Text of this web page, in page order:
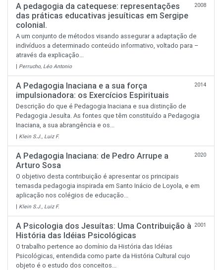
A pedagogia da catequese: representações
das práticas educativas jesuíticas em Sergipe
colonial.
2008
A um conjunto de métodos visando assegurar a adaptação de
indivíduos a determinado conteúdo informativo, voltado para –
através da explicação...
| Perrucho, Léo Antonio
A Pedagogia Inaciana e a sua força
impulsionadora: os Exercícios Espirituais
2014
Descrição do que é Pedagogia Inaciana e sua distinção de
Pedagogia Jesuíta. As fontes que têm constituído a Pedagogia
Inaciana, a sua abrangência e os...
| Klein S.J., Luiz F.
A Pedagogia Inaciana: de Pedro Arrupe a
Arturo Sosa
2020
O objetivo desta contribuição é apresentar os principais
temasda pedagogia inspirada em Santo Inácio de Loyola, e em
aplicação nos colégios de educação...
| Klein S.J., Luiz F.
A Psicologia dos Jesuítas: Uma Contribuição à
História das Idéias Psicológicas
2001
O trabalho pertence ao domínio da História das Idéias
Psicológicas, entendida como parte da História Cultural cujo
objeto é o estudo dos conceitos...